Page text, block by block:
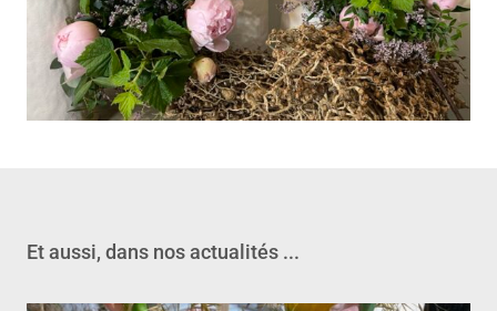
Et aussi, dans nos actualités ...